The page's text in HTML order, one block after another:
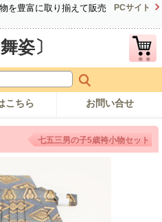
を豊富に取り揃えて販売
PCサイト
姿〕
こちら お問い合せ
七五三男の子5歳袴小物セット